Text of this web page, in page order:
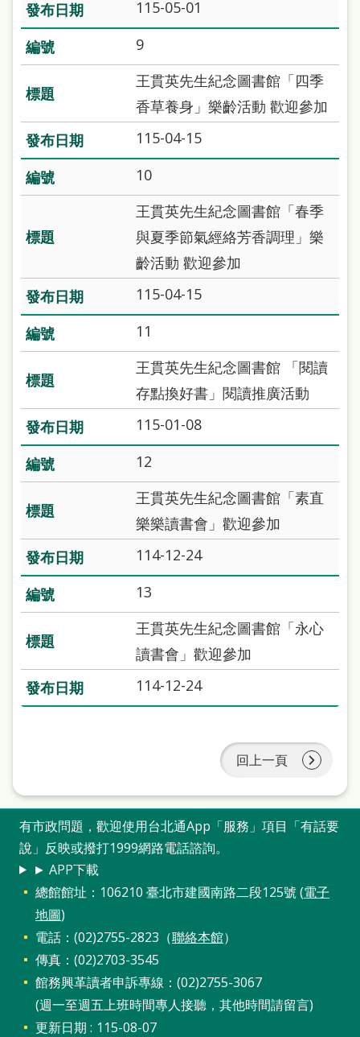
隱
私
及
網
站
安
政
政
府
網
料
開
放
告
著
作
權
侵
處
理
聯
絡
我
們
115-05-01
9
王貫英先生紀念圖書館「四季
香草養身」樂齡活動 歡迎參加
115-04-15
10
王貫英先生紀念圖書館「春季
與夏季節氣經絡芳香調理」樂
齡活動 歡迎參加
115-04-15
11
王貫英先生紀念圖書館 「閱讀
存點換好書」閱讀推廣活動
115-01-08
12
王貫英先生紀念圖書館「素直
樂樂讀書會」歡迎參加
114-12-24
13
王貫英先生紀念圖書館「永心
讀書會」歡迎參加
114-12-24
回上一頁
有市政問題，歡迎使用台北通App「服務」項目「有話要
說」反映或撥打1999網路電話諮詢。
► APP下載
總館館址：106210 臺北市建國南路二段125號 (電子
地圖)
電話：(02)2755-2823（聯絡本館）
傳真：(02)2703-3545
館務興革讀者申訴專線：(02)2755-3067
(週一至週五上班時間專人接聽，其他時間請留言)
更新日期
115-08-07